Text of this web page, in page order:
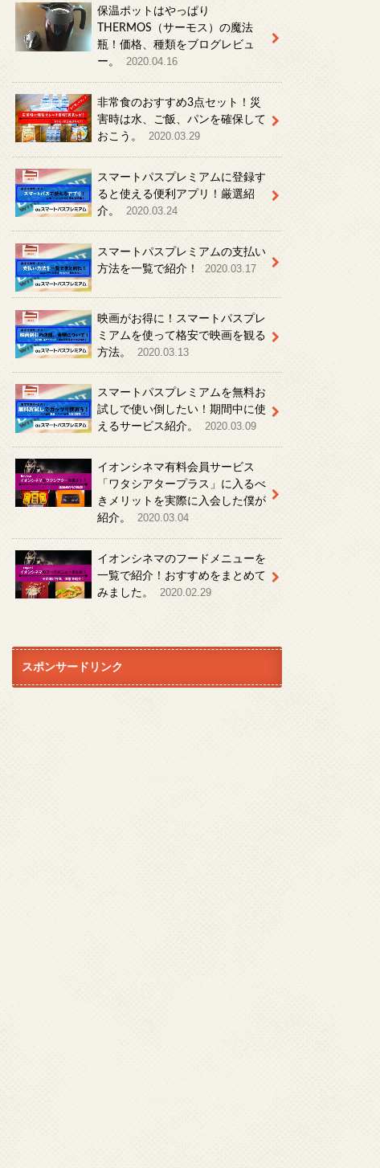
保温ポットはやっぱり
THERMOS（サーモス）の魔法
瓶！価格、種類をブログレビュ
ー。
2020.04.16
非常食のおすすめ3点セット！災
害時は水、ご飯、パンを確保して
おこう。
2020.03.29
スマートパスプレミアムに登録す
ると使える便利アプリ！厳選紹
介。
2020.03.24
スマートパスプレミアムの支払い
方法を一覧で紹介！
2020.03.17
映画がお得に！スマートパスプレ
ミアムを使って格安で映画を観る
方法。
2020.03.13
スマートパスプレミアムを無料お
試しで使い倒したい！期間中に使
えるサービス紹介。
2020.03.09
イオンシネマ有料会員サービス
「ワタシアタープラス」に入るべ
きメリットを実際に入会した僕が
紹介。
2020.03.04
イオンシネマのフードメニューを
一覧で紹介！おすすめをまとめて
みました。
2020.02.29
スポンサードリンク